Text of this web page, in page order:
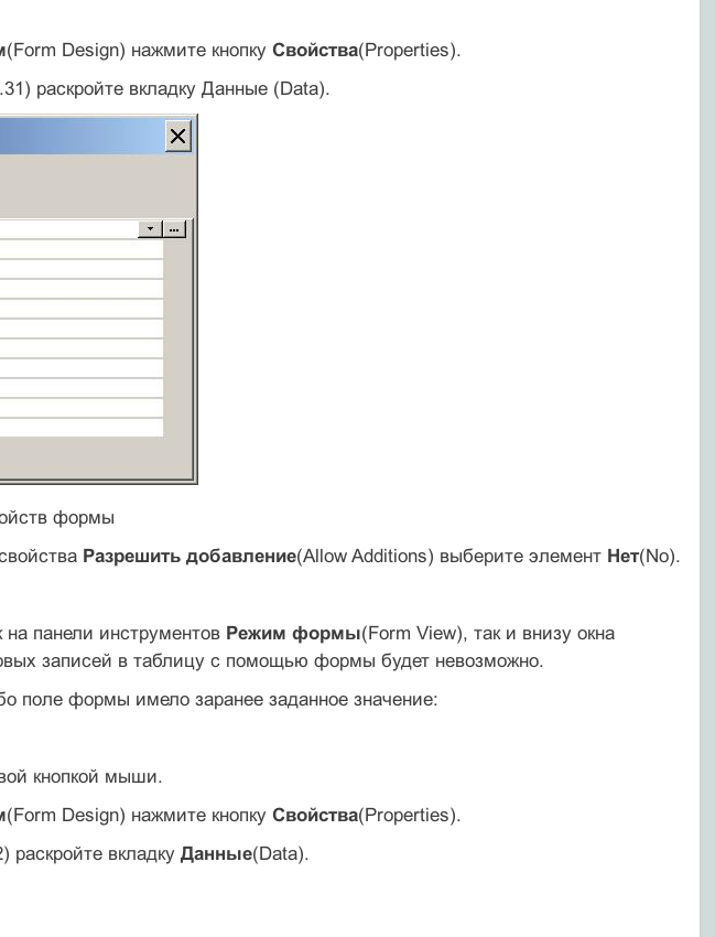
(Form Design) нажмите кнопку Свойства(Properties).
раскройте вкладку Данные (Data).
формы
Разрешить добавление(Allow Additions) выберите элемент Нет(No).
на панели инструментов Режим формы(Form View), так и внизу окна
записей в таблицу с помощью формы будет невозможно.
поле формы имело заранее заданное значение:
кнопкой мыши.
(Form Design) нажмите кнопку Свойства(Properties).
вкладку Данные(Data).